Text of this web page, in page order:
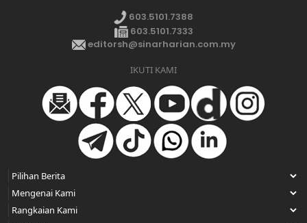
603.5101.7388
603.5101.7333
editorsh@sinarharian.com.my
IKUTI KAMI